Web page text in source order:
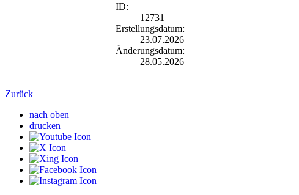
ID:
12731
Erstellungsdatum:
23.07.2026
Änderungsdatum:
28.05.2026
Zurück
nach oben
drucken